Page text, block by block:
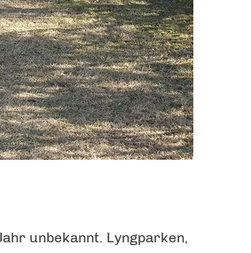
unbekannt. Lyngparken,